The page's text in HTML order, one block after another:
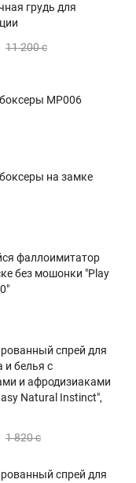
грудь для
11 200 с
MP006
на замке
фаллоимитатор
без мошонки "Play
спрей для
и белья с
и афродизиаками
Natural Instinct",
1 820 с
спрей для